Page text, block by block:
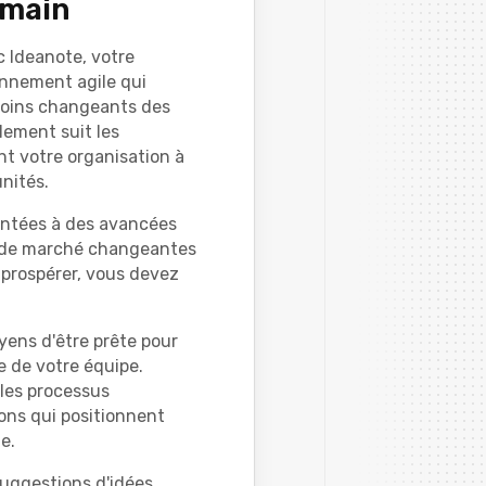
Ideanote, votre
agile qui
changeants des
suit les
votre organisation à
à des avancées
marché changeantes
vous devez
d'être prête pour
de votre équipe.
processus
qui positionnent